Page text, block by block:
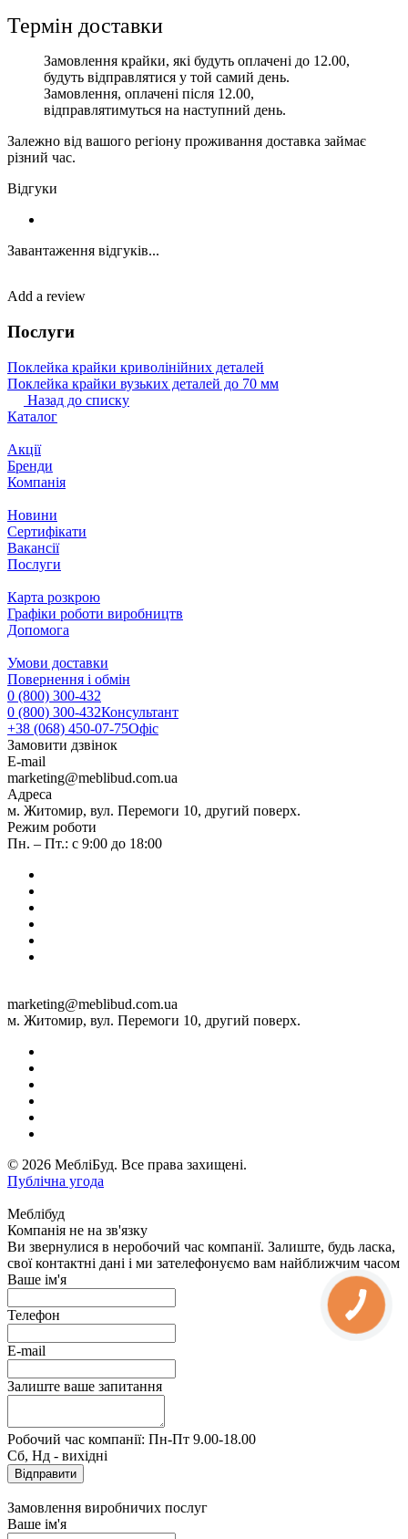
Термін доставки
Замовлення крайки, які будуть оплачені до 12.00,
будуть відправлятися у той самий день.
Замовлення, оплачені після 12.00,
відправлятимуться на наступний день.
Залежно від вашого регіону проживання доставка займає
різний час.
Відгуки
Завантаження відгуків...
Add a review
Послуги
Поклейка крайки криволінійних деталей
Поклейка крайки вузьких деталей до 70 мм
Назад до списку
Каталог
Акції
Бренди
Компанія
Новини
Сертифікати
Вакансії
Послуги
Карта розкрою
Графіки роботи виробництв
Допомога
Умови доставки
Повернення і обмін
0 (800) 300-432
0 (800) 300-432Консультант
+38 (068) 450-07-75Офіс
Замовити дзвінок
E-mail
marketing@meblibud.com.ua
Адреса
м. Житомир, вул. Перемоги 10, другий поверх.
Режим роботи
Пн. – Пт.: с 9:00 до 18:00
marketing@meblibud.com.ua
м. Житомир, вул. Перемоги 10, другий поверх.
© 2026 МебліБуд. Все права захищені.
Публічна угода
Меблібуд
Компанія не на зв'язку
Ви звернулися в неробочий час компанії. Залиште, будь ласка,
свої контактні дані і ми зателефонуємо вам найближчим часом
Ваше ім'я
Телефон
E-mail
Залиште ваше запитання
Робочий час компанії: Пн-Пт 9.00-18.00
Сб, Нд - вихідні
Замовлення виробничих послуг
Ваше ім'я